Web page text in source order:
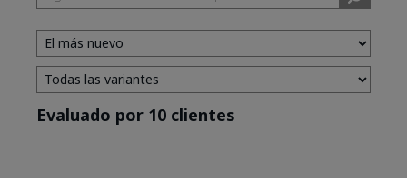
Evaluado por 10 clientes